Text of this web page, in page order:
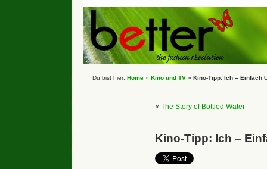
Du bist hier: Home » Kino und TV » Kino-Tipp: Ich – Einfach
« The Story of Bottled Water
Kino-Tipp: Ich –